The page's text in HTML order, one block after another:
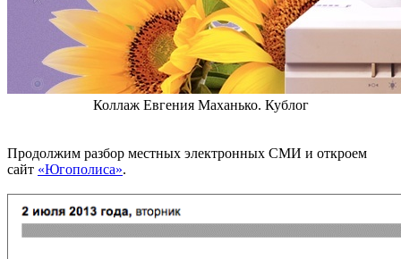
Коллаж Евгения Маханько. Кублог
Продолжим разбор местных электронных СМИ и откроем
сайт «Югополиса».